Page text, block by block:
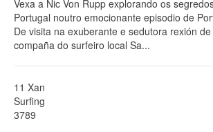
Vexa a Nic Von Rupp explorando os
Portugal noutro emocionante episodio de
De visita na exuberante e sedutora rexión
compaña do surfeiro local Sa...
11 Xan
Surfing
3789